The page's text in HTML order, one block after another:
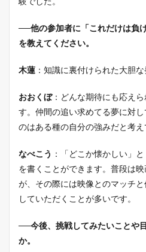
──他の参加者に「これだけは負
を教えてください。
木蓮 ：知識に裏付けられた大胆な
おおくぼ：どんな期待にも応え
す。仲間の追い求めてる夢に対
のはある種の自分の強みだと考え
なべこう ：「どこか懐かしい」
を書くことができます。普段は
が、その際には映像とのマッチ
していただくことが多いです。
──今後、挑戦してみたいことや
か。